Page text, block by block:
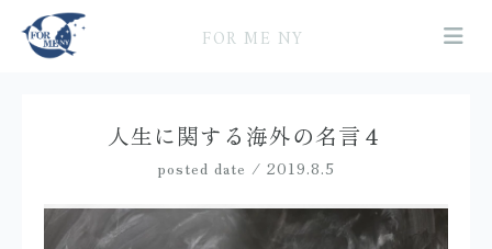
FOR ME NY
人生に関する海外の名言４
posted date / 2019.8.5